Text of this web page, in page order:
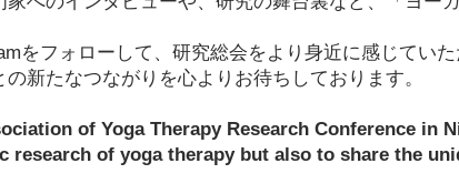
をフォローして、研究総会をより身近に感じてい
新たなつながりを心よりお待ちしております。
of Yoga Therapy Research Conference in
research of yoga therapy but also to share the